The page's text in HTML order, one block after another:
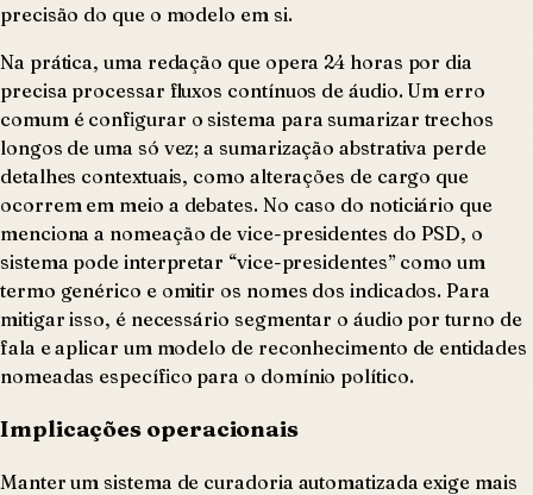
precisão do que o modelo em si.
Na prática, uma redação que opera 24 horas por dia
precisa processar fluxos contínuos de áudio. Um erro
comum é configurar o sistema para sumarizar trechos
longos de uma só vez; a sumarização abstrativa perde
detalhes contextuais, como alterações de cargo que
ocorrem em meio a debates. No caso do noticiário que
menciona a nomeação de vice-presidentes do PSD, o
sistema pode interpretar “vice-presidentes” como um
termo genérico e omitir os nomes dos indicados. Para
mitigar isso, é necessário segmentar o áudio por turno de
fala e aplicar um modelo de reconhecimento de entidades
nomeadas específico para o domínio político.
Implicações operacionais
Manter um sistema de curadoria automatizada exige mais